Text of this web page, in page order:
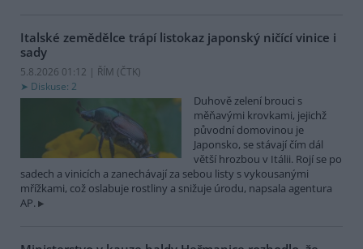
Italské zemědělce trápí listokaz japonský ničící vinice i
sady
5.8.2026 01:12 | ŘÍM (ČTK)
Diskuse: 2
Duhově zelení brouci s
měňavými krovkami, jejichž
původní domovinou je
Japonsko, se stávají čím dál
větší hrozbou v Itálii. Rojí se po
sadech a vinicích a zanechávají za sebou listy s vykousanými
mřížkami, což oslabuje rostliny a snižuje úrodu, napsala agentura
AP.